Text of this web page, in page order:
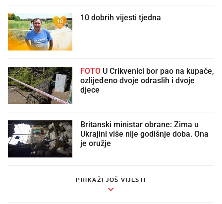
10 dobrih vijesti tjedna
FOTO
ozlijeđeno dvoje odraslih i dvoje
djece
Britanski ministar obrane: Zima u
Ukrajini više nije godišnje doba. Ona
je oružje
PRIKAŽI JOŠ VIJESTI